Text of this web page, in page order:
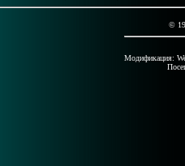
©
Модификация: